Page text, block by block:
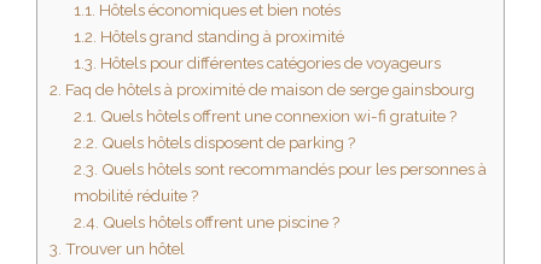
1.1. Hôtels économiques et bien notés
1.2. Hôtels grand standing à proximité
1.3. Hôtels pour différentes catégories de voyageurs
2. Faq de hôtels à proximité de maison de serge gainsbourg
2.1. Quels hôtels offrent une connexion wi-fi gratuite ?
2.2. Quels hôtels disposent de parking ?
2.3. Quels hôtels sont recommandés pour les personnes à
mobilité réduite ?
2.4. Quels hôtels offrent une piscine ?
3. Trouver un hôtel